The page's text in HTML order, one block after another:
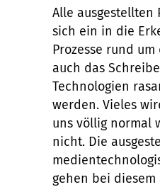
Alle ausgestellten
sich ein in die
Prozesse rund um
auch das
Technologien
werden. Vieles
uns völlig normal
nicht. Die
gehen bei